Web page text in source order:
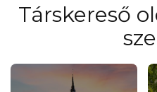
Társkereső